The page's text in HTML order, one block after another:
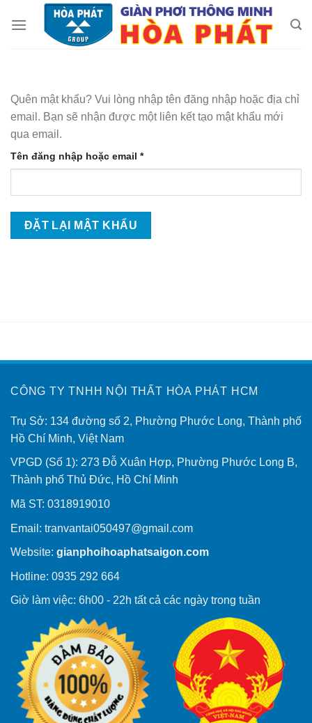
Quên mật khẩu? Vui lòng nhập tên đăng nhập hoặc địa chỉ
email. Bạn sẽ nhận được một liên kết tạo mật khẩu mới
qua email.
Tên đăng nhập hoặc email *Bắt
buộc
ĐẶT LẠI MẬT KHẨU
CÔNG TY TNHH NỘI THẤT HÒA PHÁT HCM
Trụ Sở: 134 đường số 2, Phường Phước Long, Thành phố
Hồ Chí Minh, Việt Nam
VPGD (Số 1): 273 Đỗ Xuân Hợp, Phường Phước Long B,
Thành phố Thủ Đức, Hồ Chí Minh
Mã ST: 0318919010
Email: tranvantai050497@gmail.com
Website: gianphoihoaphatsaigon.com
Hotline: 0935 292 664
Giờ làm việc: 6h00 - 22h tất cả các ngày trong tuần